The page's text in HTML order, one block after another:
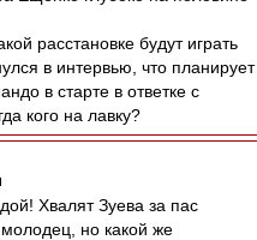
расстановке будут играть
в интервью, что планирует
в старте в ответке с
кого на лавку?
Хвалят Зуева за пас
но какой же